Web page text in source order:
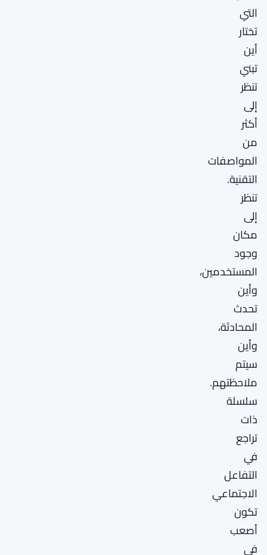
التي
تختار
أين
تبني
تنظر
إلى
أكثر
من
المواصفات
التقنية.
تنظر
إلى
مكان
وجود
المستخدمين،
وأين
تحدث
المحادثة،
وأين
سيتم
ملاحظتهم.
سلسلة
ذات
تراجع
في
التفاعل
الاجتماعي
تكون
أصعب
في